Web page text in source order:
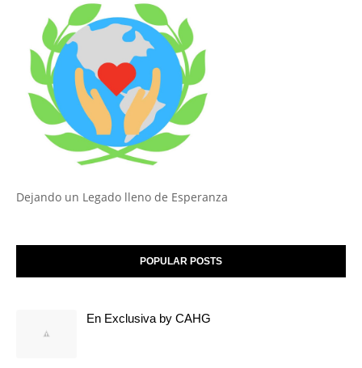
Dejando un Legado lleno de Esperanza
POPULAR POSTS
En Exclusiva by CAHG